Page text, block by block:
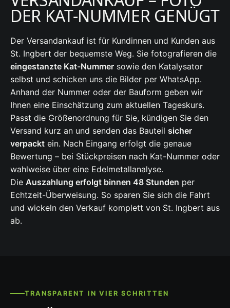
DER KAT-NUMMER GENÜGT
Der Versandankauf ist für Kundinnen und Kunden aus
St. Ingbert der bequemste Weg. Sie fotografieren die
eingestanzte Kat-Nummer sowie den Katalysator
selbst und schicken uns die Bilder per WhatsApp.
Anhand der Nummer oder der Bauform geben wir
Ihnen eine Einschätzung zum aktuellen Tageskurs.
Passt die Größenordnung für Sie, kündigen Sie den
Versand kurz an und senden das Bauteil sicher
verpackt ein. Nach Eingang erfolgt die genaue
Bewertung – bei Stückpreisen nach Kat-Nummer oder
wahlweise über eine Edelmetallanalyse.
Die Auszahlung erfolgt binnen 48 Stunden per
Echtzeit-Überweisung. So sparen Sie sich die Fahrt
und wickeln den Verkauf komplett von St. Ingbert aus
ab.
TRANSPARENT IN VIER SCHRITTEN